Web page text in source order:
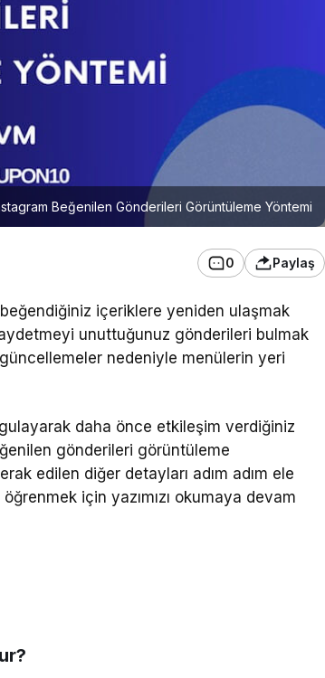
Beğenilen Gönderileri Görüntüleme Yöntemi
0 Paylaş
içeriklere yeniden ulaşmak
unuttuğunuz gönderileri bulmak
nedeniyle menülerin yeri
daha önce etkileşim verdiğiniz
gönderileri görüntüleme
edilen diğer detayları adım adım ele
için yazımızı okumaya devam